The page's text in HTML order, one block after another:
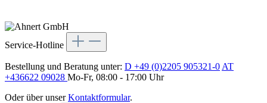
Service-Hotline
Bestellung und Beratung unter: D +49 (0)2205 905321-0 AT
+436622 09028 Mo-Fr, 08:00 - 17:00 Uhr
Oder über unserKontaktformular.